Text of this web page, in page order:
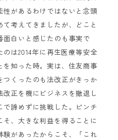
性があるわけではないと念頭
考えてきましたが、どこと
面白いと感じたのも事実で
は2014年に再生医療等安全
知った時。実は、住友商事
つくったのも法改正がきっか
正を機にビジネスを撤退し
で諦めずに挑戦した。ピンチ
、大きな利益を得ることに
があったからこそ、「これ